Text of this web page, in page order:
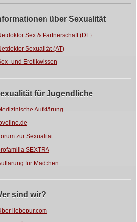
über Sexualität
Sex & Partnerschaft (DE)
Sexualität (AT)
und Erotikwissen
für Jugendliche
Aufklärung
zur Sexualität
SEXTRA
für Mädchen
sind wir?
liebepur.com